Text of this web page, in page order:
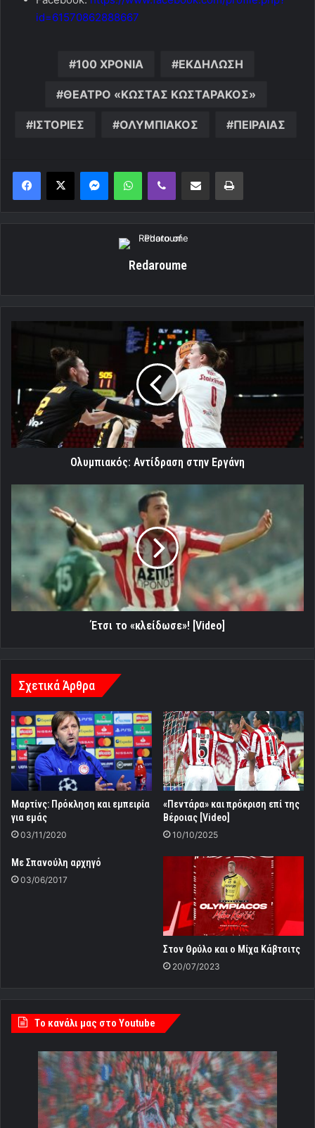
id=61570862888667
100 ΧΡΟΝΙΑ ΕΚΔΗΛΩΣΗ
ΘΕΑΤΡΟ «ΚΩΣΤΑΣ ΚΩΣΤΑΡΑΚΟΣ»
ΙΣΤΟΡΙΕΣ ΟΛΥΜΠΙΑΚΟΣ ΠΕΙΡΑΙΑΣ
MessengerWhatsAppViber Κοινοποίηση μέσω ηλεκτρονικού ταχυδρομείουΕκτύπωση
Redaroume
Ολυμπιακός: Αντίδραση στην Εργάνη
«κλείδωσε»!
Έτσι το «κλείδωσε»! [Video]
Σχετικά Άρθρα
Μαρτίνς: Πρόκληση και εμπειρία
για εμάς
03/11/2020
«Πεντάρα» και πρόκριση επί της
Βέροιας [Video]
10/10/2025
Με Σπανούλη αρχηγό
03/06/2017
Στον Θρύλο και ο Μίχα Κάβτσιτς
20/07/2023
Tο κανάλι μας στο Youtube